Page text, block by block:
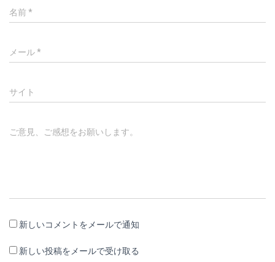
名前*
メール*
サイト
ご意見、ご感想をお願いします。
新しいコメントをメールで通知
新しい投稿をメールで受け取る